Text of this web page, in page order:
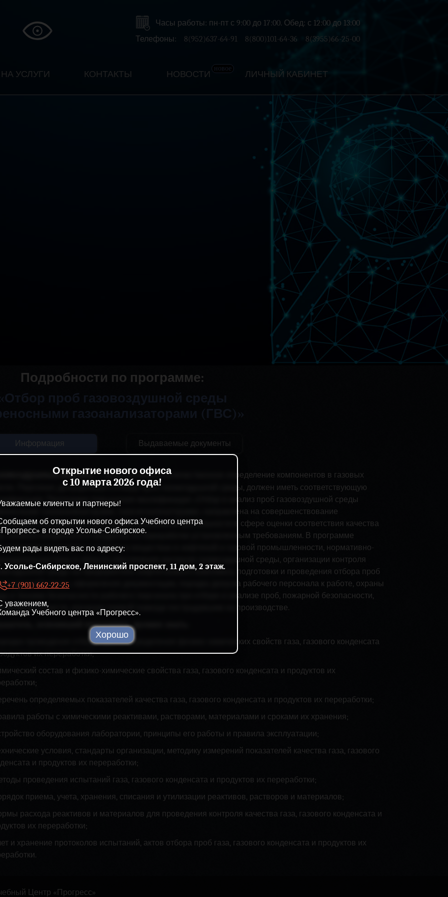
Открытие нового офиса
с 10 марта 2026 года!
клиенты и партнеры!
об открытии нового офиса Учебного центра
в городе Усолье-Сибирское.
рады видеть вас по адресу:
Усолье-Сибирское, Ленинский проспект, 11 дом, 2 этаж.
+7 (901) 662-22-25
уважением,
Учебного центра «Прогресс».
Хорошо
Часы работы: пн-пт с 9:00 до 17:00. Обед: с 12:00 до 13:00
Телефоны:
8(952)637-64-91 8(800)101-64-36 8(3955)66-25-00
УСЛУГИ КОНТАКТЫ НОВОСТИ
новое
ЛИЧНЫЙ КАБИНЕТ
Подробности по программе:
проб газовоздушной среды
газоанализаторами (ГВС)»
Информация Выдаваемые документы
анализ— качественное и количественное определение компонентов в газовых
Персонал, допущенный к отбору проб газовоздушной среды, должен иметь соответствующую
Программа повышения квалификации «Отбор и анализ проб газовоздушной среды
газоанализаторами, газосигнализаторами» направлена на совершенствование
необходимых для профессиональной деятельности в сфере оценки соответствия качества
газового конденсата и продуктов их переработки установленным требованиям. В программе
вопросы о вредных веществах в нефтяной и газовой промышленности, нормативно-
базы в области обеспечения контроля газовоздушной среды, организации контроля
среды на предприятиях нефтегазового комплекса, подготовки и проведения отбора проб
среды, оформления документации, порядка допуска рабочего персонала к работе, охраны
и техники безопасности рабочего персонала при отборе и анализе проб, пожарной безопасности,
оказания первой помощи пострадавшим на производстве.
освоивший программу, должен знать:
проведения отбора проб и определения физико-химических свойств газа, газового конденсата
их переработки;
состав и физико-химические свойства газа, газового конденсата и продуктов их
определяемых показателей качества газа, газового конденсата и продуктов их переработки;
работы с химическими реактивами, растворами, материалами и сроками их хранения;
оборудования лаборатории, принципы его работы и правила эксплуатации;
условия, стандарты организации, методику измерений показателей качества газа, газового
и продуктов их переработки;
проведения испытаний газа, газового конденсата и продуктов их переработки;
приема, учета, хранения, списания и утилизации реактивов, растворов и материалов;
расхода реактивов и материалов для проведения контроля качества газа, газового конденсата и
их переработки;
и хранение протоколов испытаний, актов отбора проб газа, газового конденсата и продуктов их
Центр «Прогресс»